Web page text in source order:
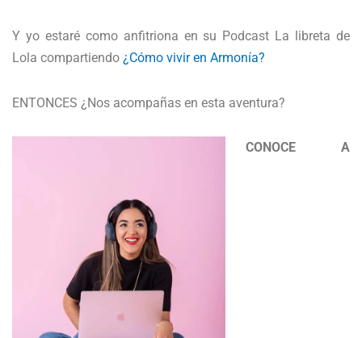
Y yo estaré como anfitriona en su Podcast La libreta de
Lola compartiendo ¿Cómo vivir en Armonía?
ENTONCES ¿Nos acompañas en esta aventura?
CONOCE A